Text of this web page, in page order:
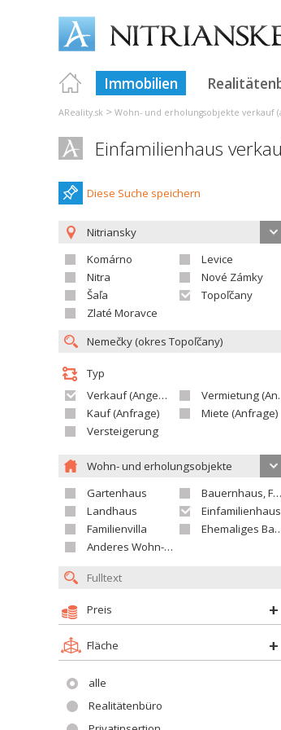
Immobilien
AReality.sk > Wohn- und erholungsobjekte verkauf
Einfamilienhaus
Diese Suche speichern
Nitriansky
Komárno
Levice
Nitra
Nové Zámky
Šaľa
Topoľčany
Zlaté Moravce
Typ
Verkauf (Angebot)
Vermietung (Angebot)
Kauf (Anfrage)
Miete (Anfrage)
Versteigerung
Wohn- und erholungsobjekte
Gartenhaus
Bauernhaus, Ferienhaus
Landhaus
Einfamilienhaus
Familienvilla
Ehemaliges Bauerngut
Anderes Wohn- oder Ferienobjekt
Preis
Fläche
alle
Realitätenbüro